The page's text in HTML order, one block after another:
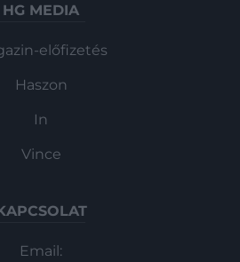
HG MEDIA
előfizetés
Haszon
In
Vince
Email: